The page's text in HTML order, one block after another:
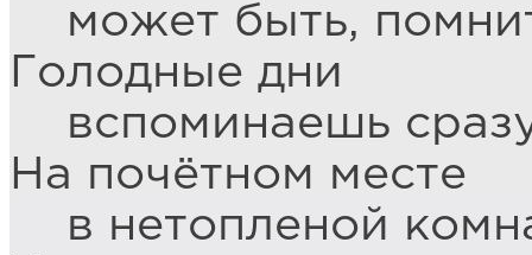
может быть,
Голодные дни
вспоминаешь
На почётном месте
в нетопленой